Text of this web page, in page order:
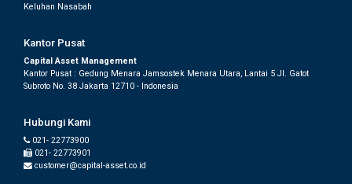
Keluhan Nasabah
Kantor Pusat
Capital Asset Management
Kantor Pusat : Gedung Menara Jamsostek Menara Utara, Lantai 5 Jl. Gatot
Subroto No. 38 Jakarta 12710 - Indonesia
Hubungi Kami
021- 22773900
021- 22773901
customer@capital-asset.co.id